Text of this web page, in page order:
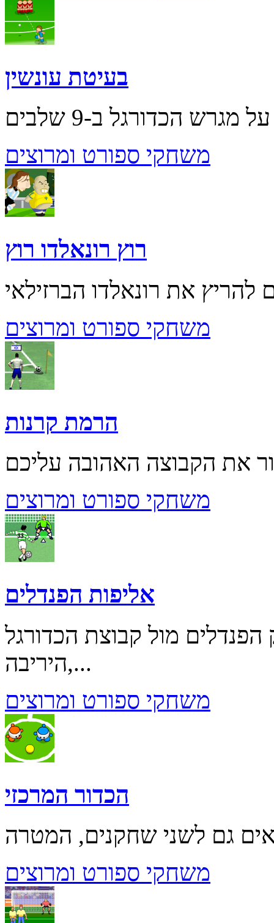
בעיטת עונשין
משחקי ספורט ומרוצים
רוץ רונאלדו רוץ
משחקי ספורט ומרוצים
הרמת קרנות
משחקי ספורט ומרוצים
אליפות הפנדלים
מול קבוצת הכדורגל
היריבה,...
משחקי ספורט ומרוצים
הכדור המרכזי
משחקי ספורט ומרוצים